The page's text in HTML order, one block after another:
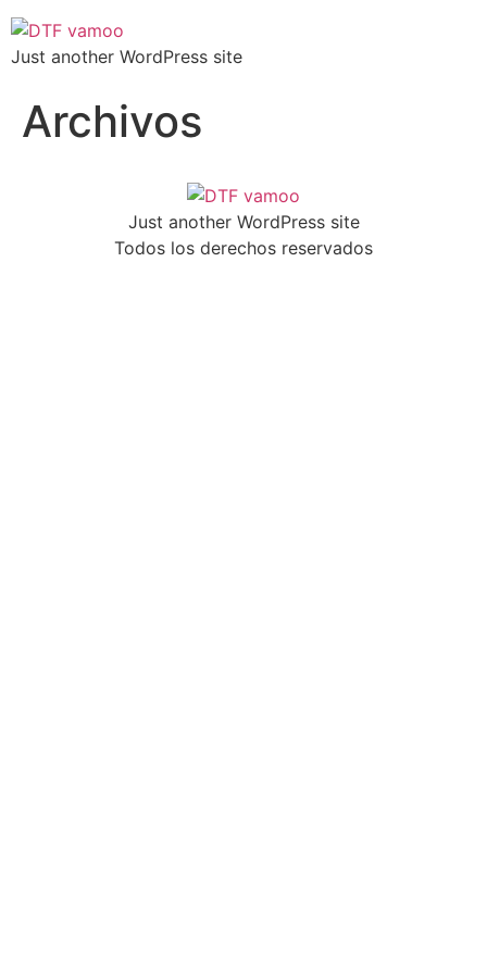
Just another WordPress site
Archivos
Just another WordPress site
Todos los derechos reservados